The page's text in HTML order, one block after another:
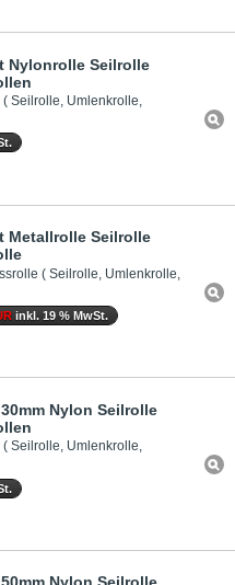
Nylonrolle Seilrolle
Seilrolle, Umlenkrolle,
Metallrolle Seilrolle
( Seilrolle, Umlenkrolle,
inkl. 19 % MwSt.
Nylon Seilrolle
Seilrolle, Umlenkrolle,